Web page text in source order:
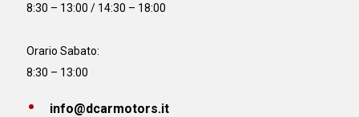
8:30 – 13:00 / 14:30 – 18:00
Orario Sabato:
8:30 – 13:00
info@dcarmotors.it